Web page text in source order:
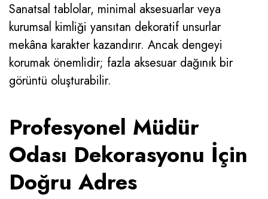
Sanatsal tablolar, minimal aksesuarlar veya
kurumsal kimliği yansıtan dekoratif unsurlar
mekâna karakter kazandırır. Ancak dengeyi
korumak önemlidir; fazla aksesuar dağınık bir
görüntü oluşturabilir.
Profesyonel Müdür
Odası Dekorasyonu İçin
Doğru Adres